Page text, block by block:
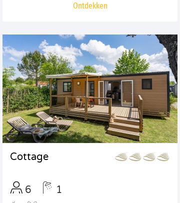
Ontdekken
Cottage
6 1